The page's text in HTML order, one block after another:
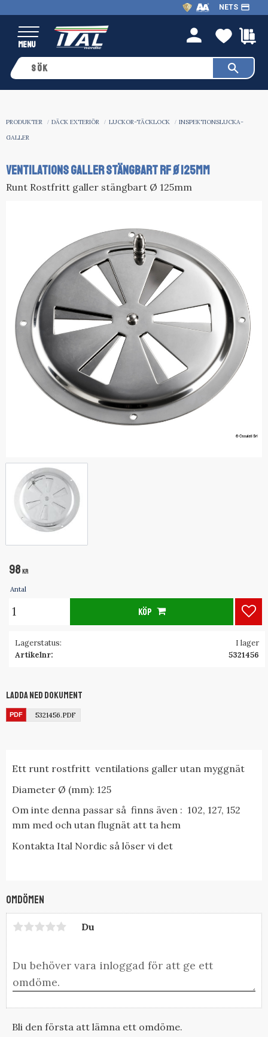
Meny
NETS payment
person
PRODUKTER DÄCK EXTERIÖR LUCKOR-TÄCKLOCK
INSPEKTIONSLUCKA-
GALLER
VENTILATIONS GALLER STÄNGBART RF Ø 125MM
Runt Rostfritt galler stängbart Ø 125mm
98 KR
Antal
KÖP
Lagerstatus
I lager
Artikelnr
5321456
Ladda ned dokument
5321456.PDF
Ett runt rostfritt ventilations galler utan myggnät
Diameter Ø (mm): 125
Om inte denna passar så finns även : 102, 127, 152
mm med och utan flugnät att ta hem
Kontakta Ital Nordic så löser vi det
Omdömen
Du
Bli den första att lämna ett omdöme.